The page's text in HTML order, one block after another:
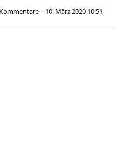
Kommentare – 10. März 2020 10:51